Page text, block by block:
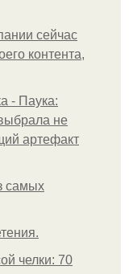
сейчас
контента,
- Паука:
не
артефакт
самых
челки: 70